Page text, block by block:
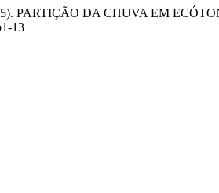
PARTIÇÃO DA CHUVA EM
13